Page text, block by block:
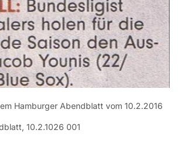
Hamburger Abendblatt vom 10.2.2016